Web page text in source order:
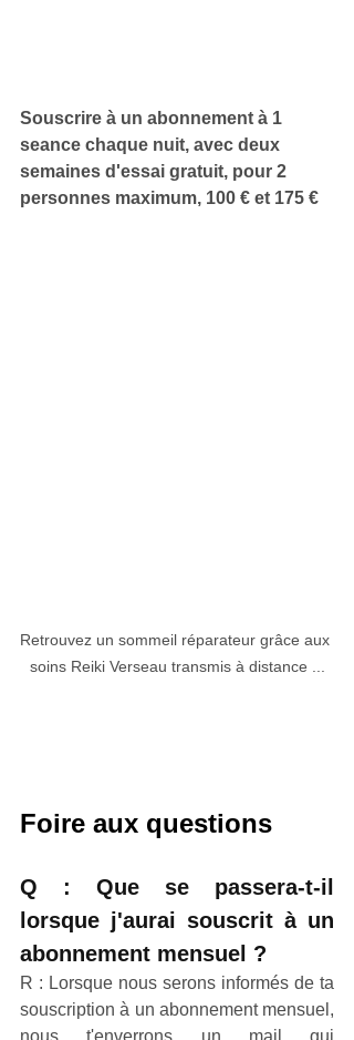
Souscrire à un abonnement à 1
seance chaque nuit, avec deux
semaines d'essai gratuit, pour 2
personnes maximum, 100 € et 175 €
Retrouvez un sommeil réparateur grâce aux
soins Reiki Verseau transmis à distance ...
Foire aux questions
Q : Que se passera-t-il
lorsque j'aurai souscrit à un
abonnement mensuel ?
R : Lorsque nous serons informés de ta
souscription à un abonnement mensuel,